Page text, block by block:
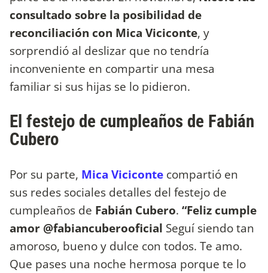
consultado sobre la posibilidad de
reconciliación con Mica Viciconte, y
sorprendió al deslizar que no tendría
inconveniente en compartir una mesa
familiar si sus hijas se lo pidieron.
El festejo de cumpleaños de Fabián
Cubero
Por su parte, Mica Viciconte compartió en
sus redes sociales detalles del festejo de
cumpleaños de Fabián Cubero. “Feliz cumple
amor @fabiancuberooficial Seguí siendo tan
amoroso, bueno y dulce con todos. Te amo.
Que pases una noche hermosa porque te lo